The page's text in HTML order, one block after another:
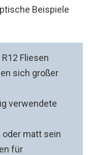
Beispiele
Fliesen
sich großer
verwendete
oder matt sein
für